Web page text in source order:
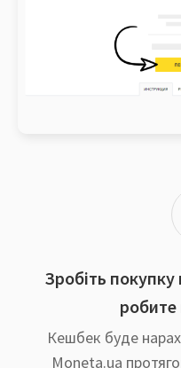
Зробіть
робите
Кешбек буде
Moneta.ua